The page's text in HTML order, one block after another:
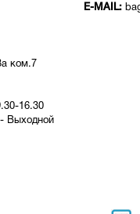
ком.7
16.30
E-MAIL: